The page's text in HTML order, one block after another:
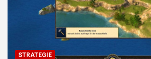
STRATEGIE